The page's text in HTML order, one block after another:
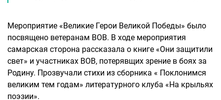
Мероприятие «Великие Герои Великой Победы» было
посвящено ветеранам ВОВ. В ходе мероприятия
самарская сторона рассказала о книге «Они защитили
свет» и участниках ВОВ, потерявщих зрение в боях за
Родину. Прозвучали стихи из сборника « Поклонимся
великим тем годам» литературного клуба «На крыльях
поэзии».